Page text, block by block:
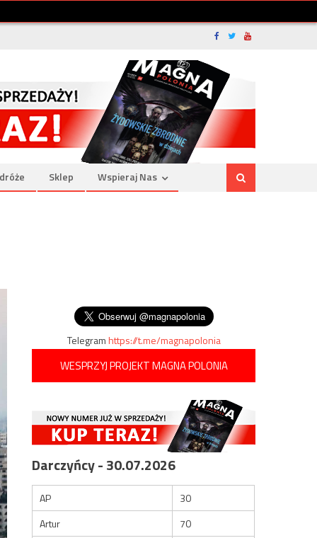
Sklep Wspieraj Nas
Telegramhttps://t.me/magnapolonia
WESPRZYJ PROJEKT MAGNA POLONIA
Darczyńcy - 30.07.2026
AP
30
Artur
70